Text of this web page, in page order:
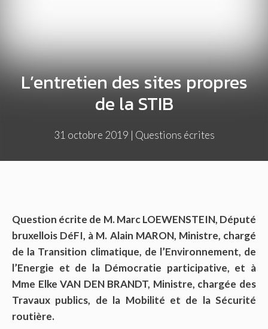
L’entretien des sites propres
de la STIB
31 octobre 2019 | Questions écrites
Question écrite de M. Marc LOEWENSTEIN, Député
bruxellois DéFI, à M. Alain MARON, Ministre, chargé
de la Transition climatique, de l’Environnement, de
l’Energie et de la Démocratie participative, et à
Mme Elke VAN DEN BRANDT, Ministre, chargée des
Travaux publics, de la Mobilité et de la Sécurité
routière.